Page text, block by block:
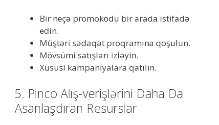
Bir neçə promokodu bir arada istifadə
edin.
Müştəri sədaqət proqramına qoşulun.
Mövsümi satışları izləyin.
Xüsusi kampaniyalara qatılın.
5. Pinco Alış-verişlərini Daha Da
Asanlaşdıran Resurslar